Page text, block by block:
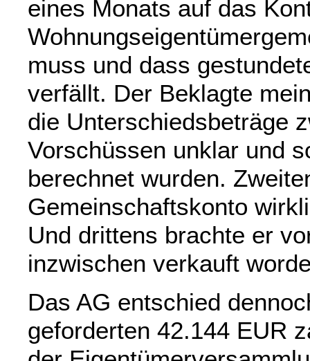
eines Monats auf das
muss und dass
verfällt. Der Beklagte
die Unterschiedsbeträge
Vorschüssen unklar und
berechnet wurden.
Gemeinschaftskonto
Und drittens brachte er
inzwischen verkauft
Das AG entschied
geforderten 42.144 EUR